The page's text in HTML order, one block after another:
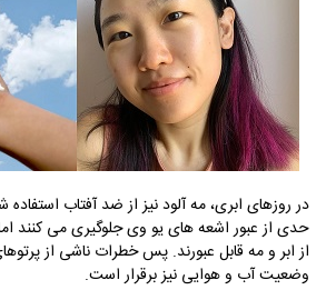
در روزهای ابری، مه آلود نیز از ضد آفتاب استفاده
حدی از عبور اشعه های یو وی جلوگیری می کنند
از ابر و مه قابل عبورند. پس خطرات ناشی از
وضعیت آب و هوایی نیز برقرار است.